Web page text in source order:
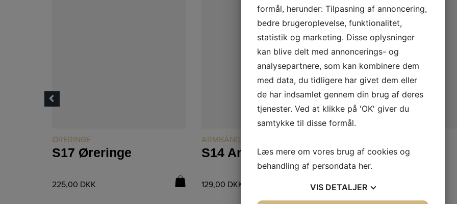
ØRERINGE
S17 Øreringe
225,00 DKK
ARMBÅND
S14 Armbånd af Hjerter
129,00 DKK
S21 Ørering
129,00
formål, herunder: Tilpasning af annoncering,
bedre brugeroplevelse, funktionalitet,
statistik og marketing. Disse oplysninger
kan blive delt med annoncerings- og
analysepartnere, som kan kombinere dem
med data, du tidligere har givet dem eller
de har indsamlet gennem din brug af deres
tjenester. Ved at klikke på 'OK' giver du
samtykke til disse formål.
Læs mere om vores brug af cookies og
behandling af persondata her.
VIS DETALJER